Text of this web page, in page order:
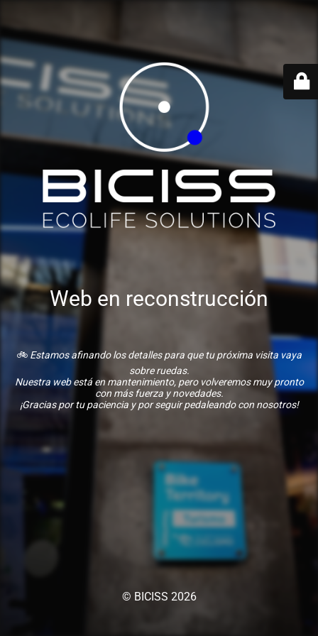
Web en reconstrucción
🚲 Estamos afinando los detalles para que tu próxima visita vaya
sobre ruedas.
Nuestra web está en mantenimiento, pero volveremos muy pronto
con más fuerza y novedades.
¡Gracias por tu paciencia y por seguir pedaleando con nosotros!
© BICISS 2026